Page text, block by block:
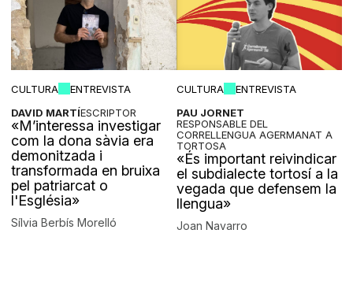
CULTURA
ENTREVISTA
DAVID MARTÍESCRIPTOR
«M’interessa investigar
com la dona sàvia era
demonitzada i
transformada en bruixa
pel patriarcat o
l'Església»
Sílvia Berbís Morelló
CULTURA
ENTREVISTA
PAU JORNET
RESPONSABLE DEL
CORRELLENGUA AGERMANAT A
TORTOSA
«És important reivindicar
el subdialecte tortosí a la
vegada que defensem la
llengua»
Joan Navarro